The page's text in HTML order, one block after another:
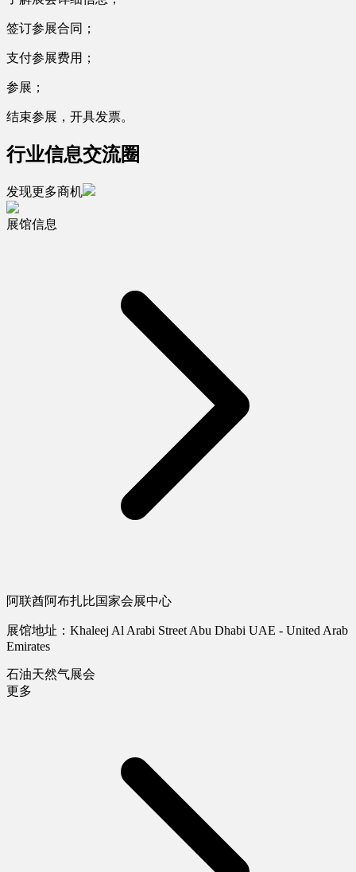
签订参展合同；
支付参展费用；
参展；
结束参展，开具发票。
行业信息交流圈
发现更多商机
展馆信息
阿联酋阿布扎比国家会展中心
展馆地址：Khaleej Al Arabi Street Abu Dhabi UAE - United Arab
Emirates
石油天然气展会
更多